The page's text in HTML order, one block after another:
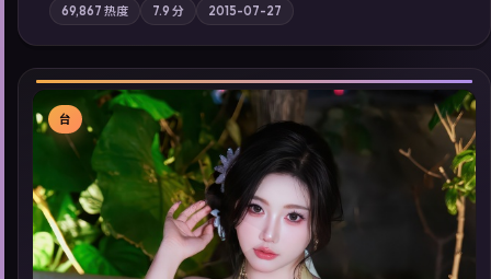
配乐强化地域气质；站内亦可通过「国产免费观看高清电视剧在
线看」延展检索同类型高分佳作，畅享高清在线追剧体验。
69,867 热度 7.9 分 2015-07-27
▶
台